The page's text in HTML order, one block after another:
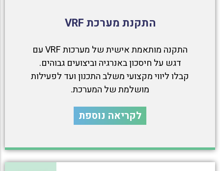
התקנת מערכת VRF
התקנה מותאמת אישית של מערכות VRF עם
דגש על חיסכון באנרגיה וביצועים גבוהים.
קבלו ליווי מקצועי משלב התכנון ועד לפעילות
מושלמת של המערכת.
לקריאה נוספת